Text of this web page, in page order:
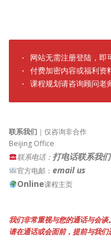
· 网站无需注册登陆，即
· 付费加密内容或福利资
· 课程规划请咨询顾问老
联系我们 ｜仅咨询非合作
Beijing Office
联系电话： 打电话联系我们
官方电邮： email us
Online课程主页
我们非常重视与您的通话与会谈。
请在通话或会面前，提前与我们